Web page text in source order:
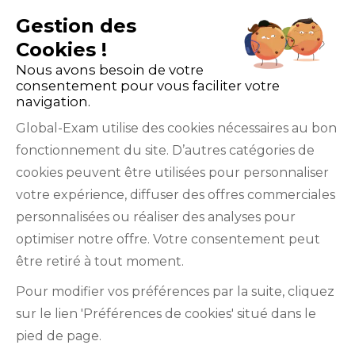
Twitter YouTube
institutions qui gèrent les examens officiels du
Gestion des
Cookies !
Nous avons besoin de votre
consentement pour vous faciliter votre
navigation.
Global-Exam utilise des cookies nécessaires au bon
fonctionnement du site. D’autres catégories de
cookies peuvent être utilisées pour personnaliser
votre expérience, diffuser des offres commerciales
personnalisées ou réaliser des analyses pour
optimiser notre offre. Votre consentement peut
être retiré à tout moment.
Pour modifier vos préférences par la suite, cliquez
sur le lien 'Préférences de cookies' situé dans le
pied de page.